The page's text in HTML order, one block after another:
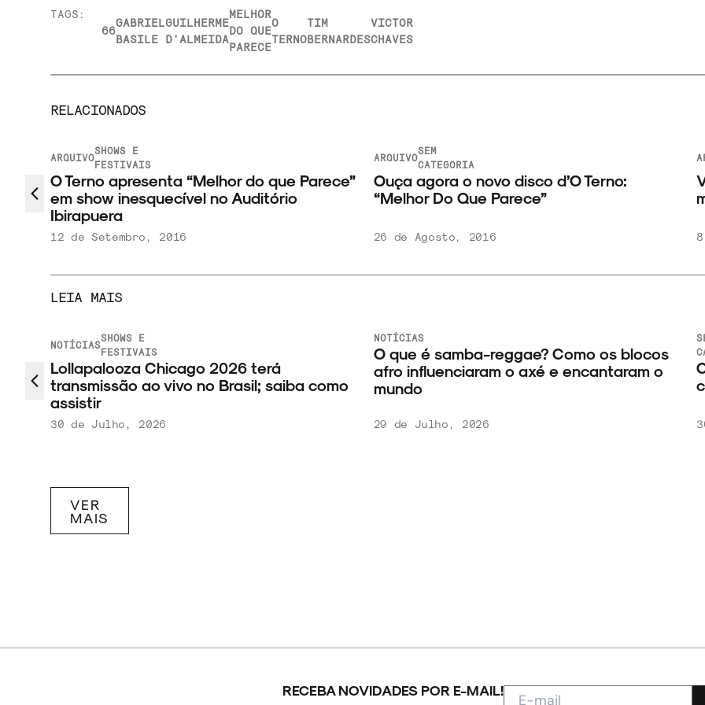
TAGS:
66
GABRIEL
BASILE
GUILHERME
D'ALMEIDA
MELHOR
DO QUE
PARECE
O
TERNO
TIM
BERNARDES
VICTOR
CHAVES
RELACIONADOS
ARQUIVO
SHOWS E
FESTIVAIS
O Terno apresenta “Melhor do que Parece”
em show inesquecível no Auditório
Ibirapuera
12 de Setembro, 2016
ARQUIVO
SEM
CATEGORIA
Ouça agora o novo disco d’O Terno:
“Melhor Do Que Parece”
26 de Agosto, 2016
LEIA MAIS
NOTÍCIAS
SHOWS E
FESTIVAIS
Lollapalooza Chicago 2026 terá
transmissão ao vivo no Brasil; saiba como
assistir
30 de Julho, 2026
NOTÍCIAS
O que é samba-reggae? Como os blocos
afro influenciaram o axé e encantaram o
mundo
29 de Julho, 2026
VER
MAIS
RECEBA NOVIDADES POR E-MAIL!